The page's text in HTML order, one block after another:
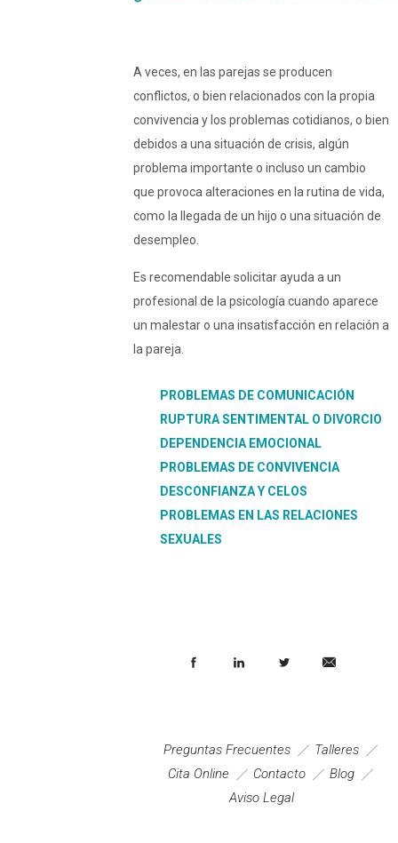
A veces, en las parejas se producen
conflictos, o bien relacionados con la propia
convivencia y los problemas cotidianos, o bien
debidos a una situación de crisis, algún
problema importante o incluso un cambio
que provoca alteraciones en la rutina de vida,
como la llegada de un hijo o una situación de
desempleo.
Es recomendable solicitar ayuda a un
profesional de la psicología cuando aparece
un malestar o una insatisfacción en relación a
la pareja.
PROBLEMAS DE COMUNICACIÓN
RUPTURA SENTIMENTAL O DIVORCIO
DEPENDENCIA EMOCIONAL
PROBLEMAS DE CONVIVENCIA
DESCONFIANZA Y CELOS
PROBLEMAS EN LAS RELACIONES
SEXUALES
Preguntas Frecuentes
Talleres
Cita Online
Contacto
Blog
Aviso Legal